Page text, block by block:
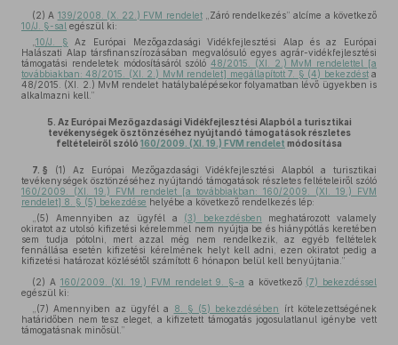
(2) A 139/2008. (X. 22.) FVM rendelet„Záró rendelkezés” alcíme a következő
10/J. §-sal egészül ki:
10/J. § Az Európai Mezőgazdasági Vidékfejlesztési Alap és az Európai
Halászati Alap társfinanszírozásában megvalósuló egyes agrár-vidékfejlesztési
támogatási rendeletek módosításáról szóló48/2015. (XI. 2.) MvM rendelettel [a
továbbiakban: 48/2015. (XI. 2.) MvM rendelet] megállapított 7. § (4) bekezdésta
48/2015. (XI. 2.) MvM rendelet hatálybalépésekor folyamatban lévő ügyekben is
alkalmazni kell.”
5. Az Európai Mezőgazdasági Vidékfejlesztési Alapból a turisztikai
tevékenységek ösztönzéséhez nyújtandó támogatások részletes
feltételeiről szóló 160/2009. (XI. 19.) FVM rendelet módosítása
7. § (1) Az Európai Mezőgazdasági Vidékfejlesztési Alapból a turisztikai
tevékenységek ösztönzéséhez nyújtandó támogatások részletes feltételeiről szóló
160/2009. (XI. 19.) FVM rendelet [a továbbiakban: 160/2009. (XI. 19.) FVM
rendelet] 8. § (5) bekezdése helyébe a következő rendelkezés lép:
„(5) Amennyiben az ügyfél a (3) bekezdésben meghatározott valamely
okiratot az utolsó kifizetési kérelemmel nem nyújtja be és hiánypótlás keretében
sem tudja pótolni, mert azzal még nem rendelkezik, az egyéb feltételek
fennállása esetén kifizetési kérelmének helyt kell adni, ezen okiratot pedig a
kifizetési határozat közlésétől számított 6 hónapon belül kell benyújtania.”
(2) A 160/2009. (XI. 19.) FVM rendelet 9. §-a a következő (7) bekezdéssel
egészül ki:
„(7) Amennyiben az ügyfél a
8. § (5) bekezdésében
írt kötelezettségének
határidőben nem tesz eleget, a kifizetett támogatás jogosulatlanul igénybe vett
támogatásnak minősül.”